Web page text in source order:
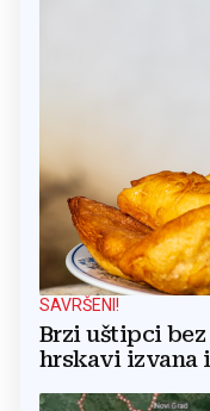
SAVRŠENI!
Brzi uštipci
hrskavi izvana